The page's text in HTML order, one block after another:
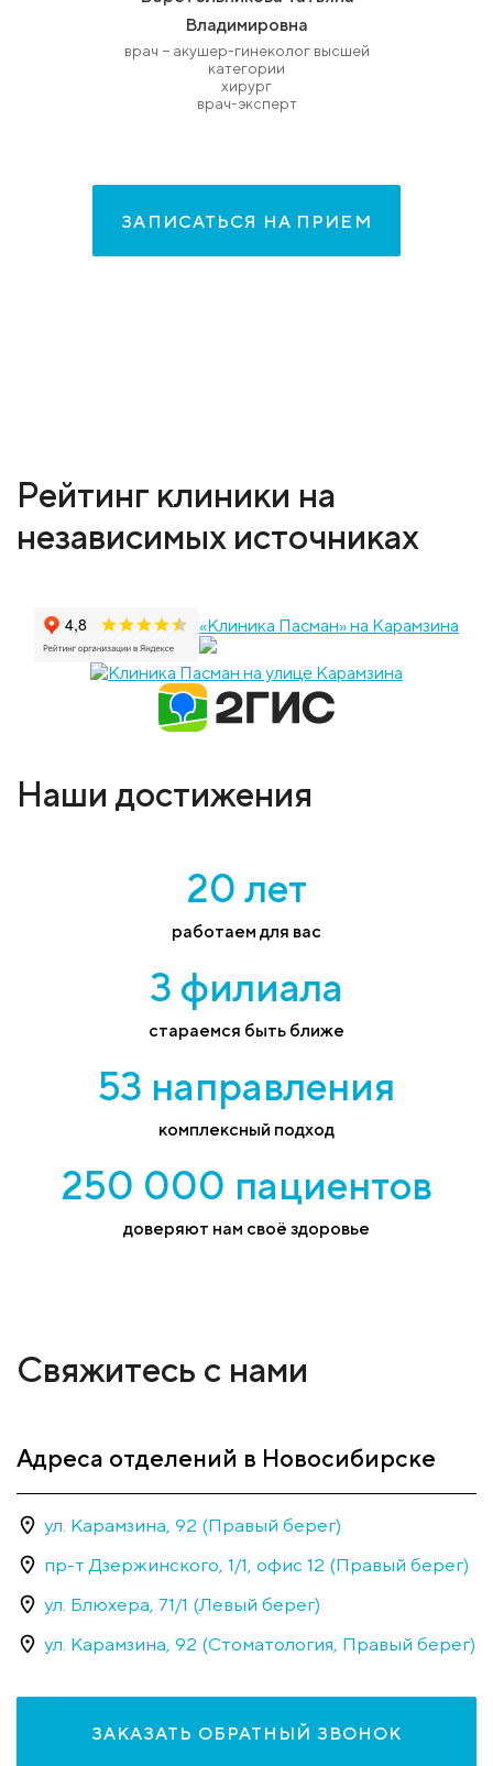
Владимировна
врач − акушер-гинеколог высшей
категории
хирург
врач-эксперт
ЗАПИСАТЬСЯ НА ПРИЕМ
Рейтинг клиники на
независимых источниках
«Клиника Пасман» на Карамзина
Наши достижения
20 лет
работаем для вас
3 филиала
стараемся быть ближе
53 направления
комплексный подход
250 000 пациентов
доверяют нам своё здоровье
Свяжитесь с нами
Адреса отделений в Новосибирске
ул. Карамзина, 92 (Правый берег)
пр-т Дзержинского, 1/1, офис 12 (Правый берег)
ул. Блюхера, 71/1 (Левый берег)
ул. Карамзина, 92 (Стоматология, Правый берег)
ЗАКАЗАТЬ ОБРАТНЫЙ ЗВОНОК